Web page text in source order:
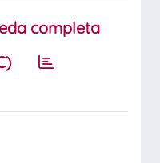
completa